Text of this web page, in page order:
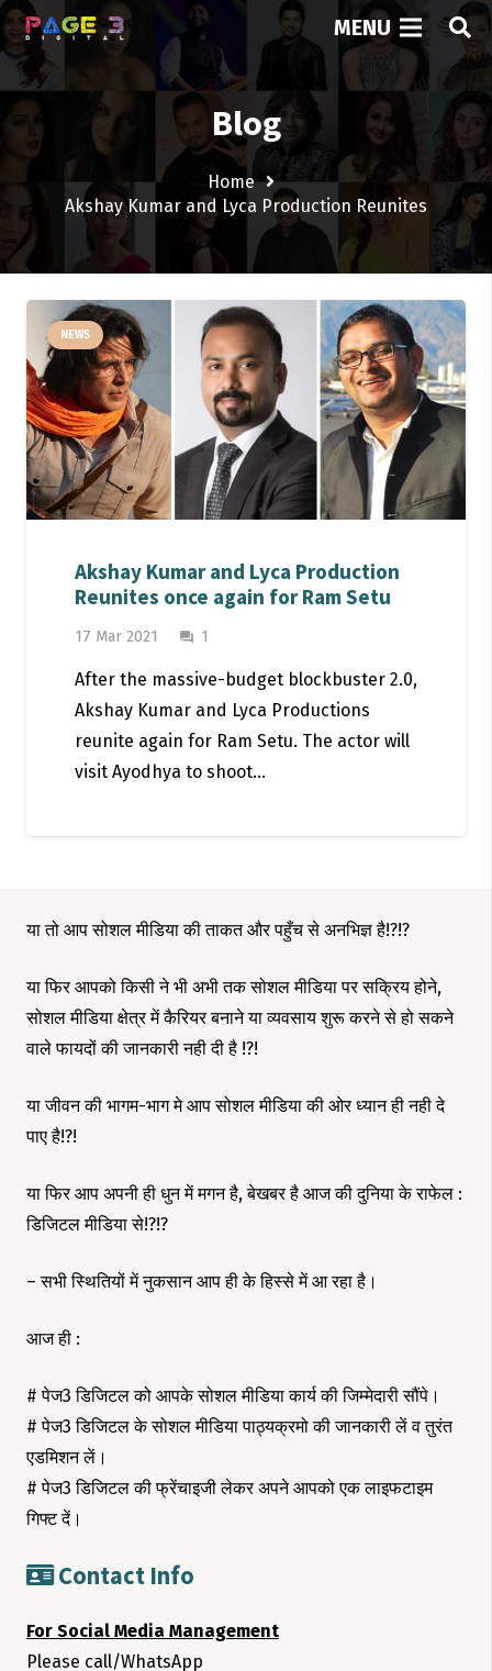
MENU
Blog
Home
Akshay Kumar and Lyca Production Reunites
NEWS
Akshay Kumar and Lyca Production
Reunites once again for Ram Setu
17 Mar 2021 question_answer 1
After the massive-budget blockbuster 2.0,
Akshay Kumar and Lyca Productions
reunite again for Ram Setu. The actor will
visit Ayodhya to shoot…
या तो आप सोशल मीडिया की ताकत और पहुँच से अनभिज्ञ है!?!?
या फिर आपको किसी ने भी अभी तक सोशल मीडिया पर सक्रिय होने,
सोशल मीडिया क्षेत्र में कैरियर बनाने या व्यवसाय शुरू करने से हो सकने
वाले फायदों की जानकारी नही दी है !?!
या जीवन की भागम-भाग मे आप सोशल मीडिया की ओर ध्यान ही नही दे
पाए है!?!
या फिर आप अपनी ही धुन में मगन है, बेखबर है आज की दुनिया के राफेल :
डिजिटल मीडिया से!?!?
– सभी स्थितियों में नुकसान आप ही के हिस्से में आ रहा है।
आज ही :
# पेज3 डिजिटल को आपके सोशल मीडिया कार्य की जिम्मेदारी सौंपे।
# पेज3 डिजिटल के सोशल मीडिया पाठ्यक्रमो की जानकारी लें व तुरंत
एडमिशन लें।
# पेज3 डिजिटल की फ्रेंचाइजी लेकर अपने आपको एक लाइफटाइम
गिफ्ट दें।
Contact Info
For Social Media Management
Please call/WhatsApp